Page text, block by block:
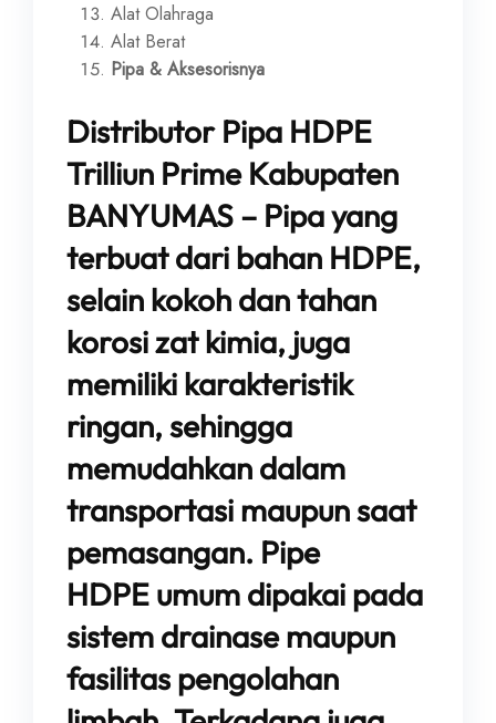
Alat Olahraga
Alat Berat
Pipa & Aksesorisnya
Distributor Pipa HDPE
Trilliun Prime Kabupaten
BANYUMAS – Pipa yang
terbuat dari bahan HDPE,
selain kokoh dan tahan
korosi zat kimia, juga
memiliki karakteristik
ringan, sehingga
memudahkan dalam
transportasi maupun saat
pemasangan. Pipe
HDPE umum dipakai pada
sistem drainase maupun
fasilitas pengolahan